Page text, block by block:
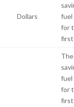
Dollars
fuel
for
first
fuel
for
first